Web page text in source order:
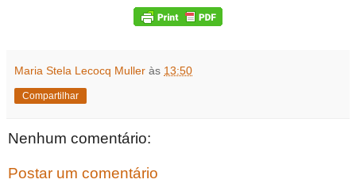
Maria Stela Lecocq Muller às 13:50
Compartilhar
Nenhum comentário:
Postar um comentário